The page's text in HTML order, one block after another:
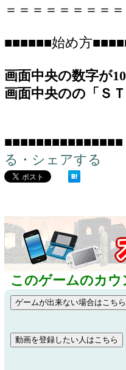
＝＝＝＝＝＝＝＝
■■■■■■始め方
画面中央の数字が
画面中央のの「Ｓ
■■■■■■■■■■■■■■■
る・シェアする
このゲームのカウ